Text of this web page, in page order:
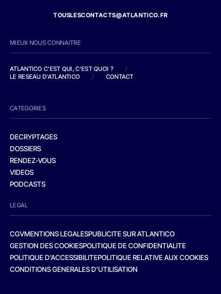
TOUSLESCONTACTS@ATLANTICO.FR
MIEUX NOUS CONNAITRE
ATLANTICO C'EST QUI, C'EST QUOI ?
/
LE RESEAU D'ATLANTICO
/ CONTACT
CATEGORIES
DECRYPTAGES
DOSSIERS
RENDEZ-VOUS
VIDEOS
PODCASTS
LEGAL
CGVMENTIONS LEGALESPUBLICITE SUR ATLANTICO
GESTION DES COOKIESPOLITIQUE DE CONFIDENTIALITE
POLITIQUE D’ACCESSIBILITEPOLITIQUE RELATIVE AUX COOKIES
CONDITIONS GENERALES D’UTILISATION